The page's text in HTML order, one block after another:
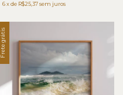
6 xde R$25,37 sem juros
Frete grátis